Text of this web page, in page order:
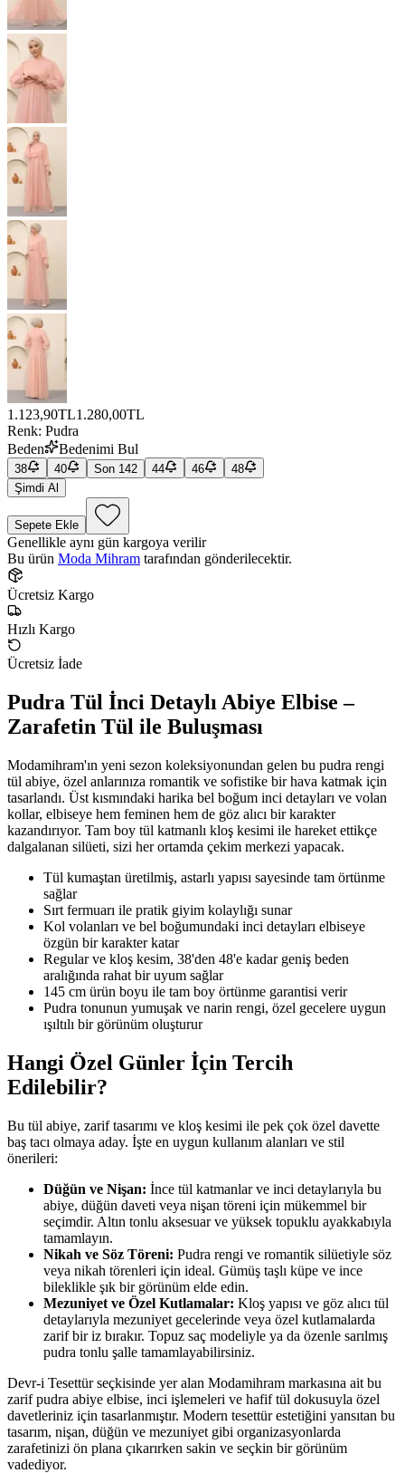
1.123,90TL1.280,00TL
Renk: Pudra
Beden
Bedenimi Bul
38 40 Son 1 42 44 46
48
Şimdi Al
Sepete Ekle
Genellikle aynı gün kargoya verilir
Bu ürün Moda Mihram tarafından gönderilecektir.
Ücretsiz Kargo
Hızlı Kargo
Ücretsiz İade
Pudra Tül İnci Detaylı Abiye Elbise –
Zarafetin Tül ile Buluşması
Modamihram'ın yeni sezon koleksiyonundan gelen bu pudra rengi
tül abiye, özel anlarınıza romantik ve sofistike bir hava katmak için
tasarlandı. Üst kısmındaki harika bel boğum inci detayları ve volan
kollar, elbiseye hem feminen hem de göz alıcı bir karakter
kazandırıyor. Tam boy tül katmanlı kloş kesimi ile hareket ettikçe
dalgalanan silüeti, sizi her ortamda çekim merkezi yapacak.
Tül kumaştan üretilmiş, astarlı yapısı sayesinde tam örtünme
sağlar
Sırt fermuarı ile pratik giyim kolaylığı sunar
Kol volanları ve bel boğumundaki inci detayları elbiseye
özgün bir karakter katar
Regular ve kloş kesim, 38'den 48'e kadar geniş beden
aralığında rahat bir uyum sağlar
145 cm ürün boyu ile tam boy örtünme garantisi verir
Pudra tonunun yumuşak ve narin rengi, özel gecelere uygun
ışıltılı bir görünüm oluşturur
Hangi Özel Günler İçin Tercih
Edilebilir?
Bu tül abiye, zarif tasarımı ve kloş kesimi ile pek çok özel davette
baş tacı olmaya aday. İşte en uygun kullanım alanları ve stil
önerileri:
Düğün ve Nişan: İnce tül katmanlar ve inci detaylarıyla bu
abiye, düğün daveti veya nişan töreni için mükemmel bir
seçimdir. Altın tonlu aksesuar ve yüksek topuklu ayakkabıyla
tamamlayın.
Nikah ve Söz Töreni: Pudra rengi ve romantik silüetiyle söz
veya nikah törenleri için ideal. Gümüş taşlı küpe ve ince
bileklikle şık bir görünüm elde edin.
Mezuniyet ve Özel Kutlamalar: Kloş yapısı ve göz alıcı tül
detaylarıyla mezuniyet gecelerinde veya özel kutlamalarda
zarif bir iz bırakır. Topuz saç modeliyle ya da özenle sarılmış
pudra tonlu şalle tamamlayabilirsiniz.
Devr-i Tesettür seçkisinde yer alan Modamihram markasına ait bu
zarif pudra abiye elbise, inci işlemeleri ve hafif tül dokusuyla özel
davetleriniz için tasarlanmıştır. Modern tesettür estetiğini yansıtan bu
tasarım, nişan, düğün ve mezuniyet gibi organizasyonlarda
zarafetinizi ön plana çıkarırken sakin ve seçkin bir görünüm
vadediyor.